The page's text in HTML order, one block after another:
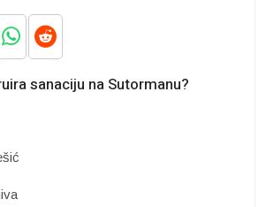
sanaciju na Sutormanu?